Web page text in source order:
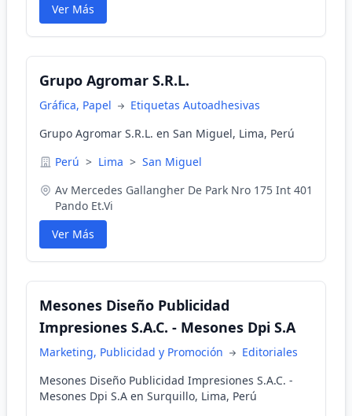
Ver Más
Grupo Agromar S.R.L.
Gráfica, Papel
Etiquetas Autoadhesivas
Grupo Agromar S.R.L. en San Miguel, Lima, Perú
Perú > Lima > San Miguel
Av Mercedes Gallangher De Park Nro 175 Int 401
Pando Et.Vi
Ver Más
Mesones Diseño Publicidad
Impresiones S.A.C. - Mesones Dpi S.A
Marketing, Publicidad y Promoción
Editoriales
Mesones Diseño Publicidad Impresiones S.A.C. -
Mesones Dpi S.A en Surquillo, Lima, Perú